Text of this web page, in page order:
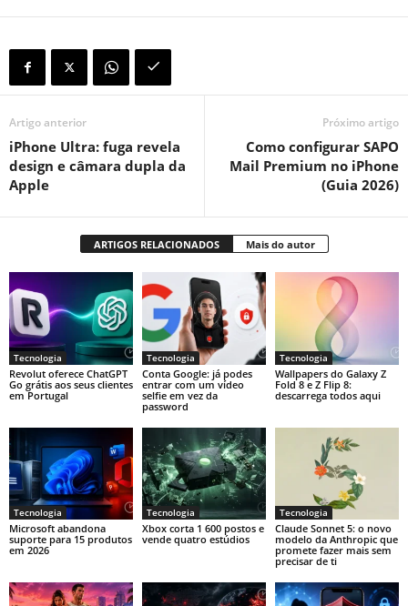
Artigo anterior
iPhone Ultra: fuga revela
design e câmara dupla da
Apple
Próximo artigo
Como configurar SAPO
Mail Premium no iPhone
(Guia 2026)
ARTIGOS RELACIONADOS Mais do autor
Tecnologia
Revolut oferece ChatGPT
Go grátis aos seus clientes
em Portugal
Tecnologia
Conta Google: já podes
entrar com um vídeo
selfie em vez da
password
Tecnologia
Wallpapers do Galaxy Z
Fold 8 e Z Flip 8:
descarrega todos aqui
Tecnologia
Microsoft abandona
suporte para 15 produtos
em 2026
Tecnologia
Xbox corta 1 600 postos e
vende quatro estúdios
Tecnologia
Claude Sonnet 5: o novo
modelo da Anthropic que
promete fazer mais sem
precisar de ti